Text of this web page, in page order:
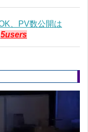
、PV数公開は
5users